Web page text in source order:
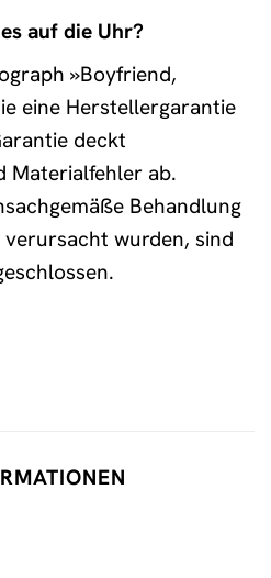
auf die Uhr?
»Boyfriend,
eine Herstellergarantie
deckt
Materialfehler ab.
Behandlung
wurden, sind